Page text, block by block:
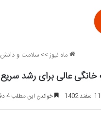
ماه نیوز>> سلامت و دانش
11 اسفند 1402 خواندن این مطلب 4 دقیقه زمان میبرد